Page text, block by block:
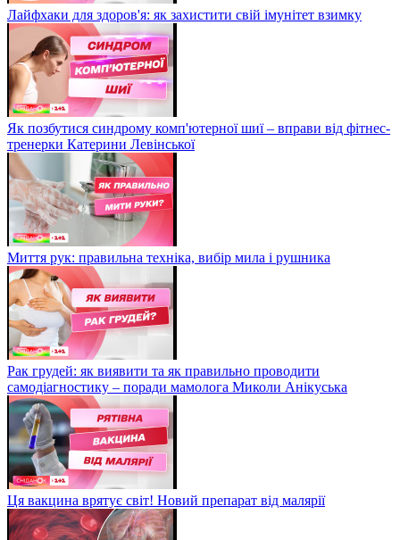
Лайфхаки для здоров'я: як захистити свій імунітет взимку
Як позбутися синдрому комп'ютерної шиї – вправи від фітнес-
тренерки Катерини Левінської
Миття рук: правильна техніка, вибір мила і рушника
Рак грудей: як виявити та як правильно проводити
самодіагностику – поради мамолога Миколи Анікуська
Ця вакцина врятує світ! Новий препарат від малярії